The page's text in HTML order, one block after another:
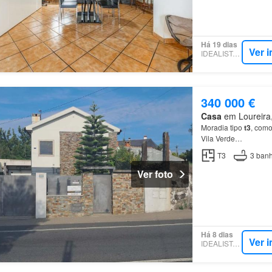
Há 19 dias
IDEALISTA.PT Ver
Ver foto
340 000 €
Casa em
Moradia tipo t3,
Vila Verde…
T3
3
Há 8 dias
IDEALISTA.PT Ver